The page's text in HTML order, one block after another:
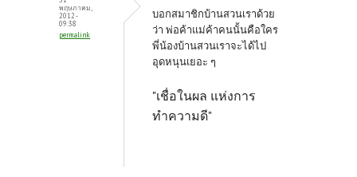
พฤษภาคม,
2012 -
09:38
permalink
บอกสมาชิกบ้านสวนเราด้วย
ว่า พ่อค้าแม่ค้าคนนั้นคือใคร
พี่น้องบ้านสวนเราจะได้ไป
อุดหนุนเยอะ ๆ
"เชื่อในผล แห่งการ
ทำความดี"